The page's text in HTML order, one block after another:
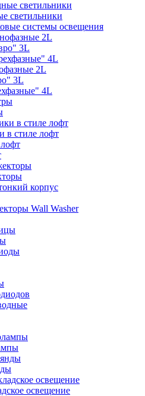
светильники
системы освещения
2L
3L
4L
2L
3L
4L
в стиле лофт
корпус
Wall Washer
освещение